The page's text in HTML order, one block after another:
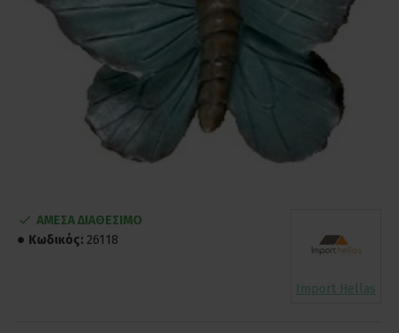
ΑΜΕΣΑ ΔΙΑΘΕΣΙΜΟ
Κωδικός: 26118
Import Hellas